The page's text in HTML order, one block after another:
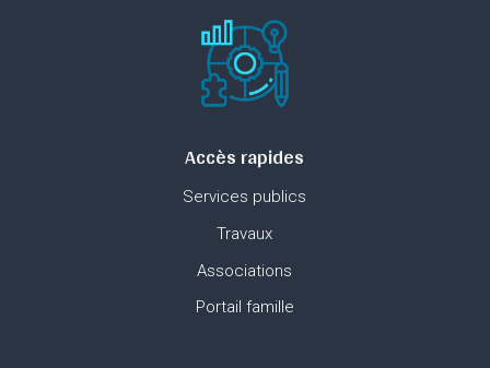
Accès rapides
Services publics
Travaux
Associations
Portail famille